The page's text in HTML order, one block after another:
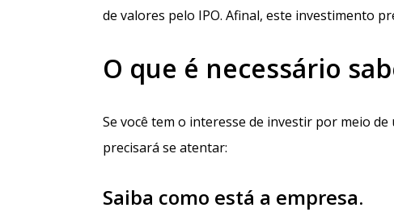
de valores pelo IPO. Afinal, este investimento
O que é necessário
Se você tem o interesse de investir por meio
precisará se atentar:
Saiba como está a empresa.